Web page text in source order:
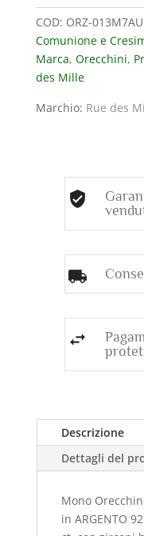
RUE
DES
MILLE
STARDUST
IN
ARGENTO
ZIRCONI
quantità
COD: ORZ-013M7AU
Comunione e
Marca, Orecchini,
des Mille
Marchio: Rue des
Descrizione
Dettagli del
Mono
in ARGENTO